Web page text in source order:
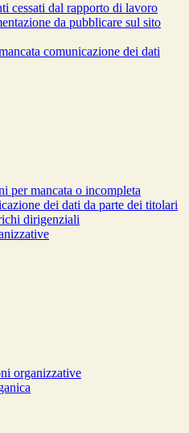
cessati dal rapporto di lavoro
da pubblicare sul sito
comunicazione dei dati
per mancata o incompleta
dei dati da parte dei titolari
dirigenziali
organizzative